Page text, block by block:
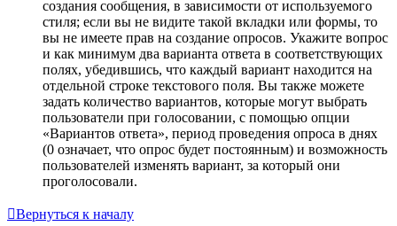
создания сообщения, в зависимости от используемого
стиля; если вы не видите такой вкладки или формы, то
вы не имеете прав на создание опросов. Укажите вопрос
и как минимум два варианта ответа в соответствующих
полях, убедившись, что каждый вариант находится на
отдельной строке текстового поля. Вы также можете
задать количество вариантов, которые могут выбрать
пользователи при голосовании, с помощью опции
«Вариантов ответа», период проведения опроса в днях
(0 означает, что опрос будет постоянным) и возможность
пользователей изменять вариант, за который они
проголосовали.
Вернуться к началу